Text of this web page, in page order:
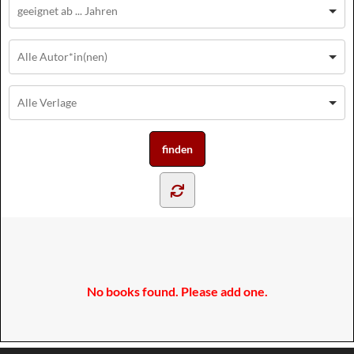
No books found. Please add one.